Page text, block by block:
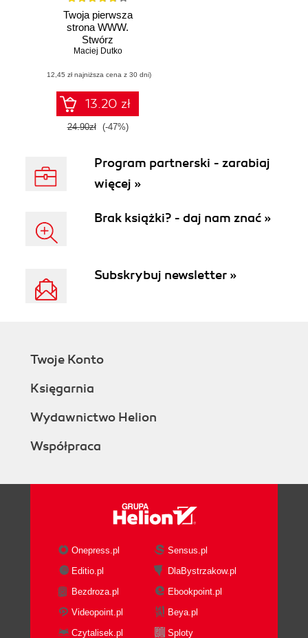
Twoja pierwsza
strona WWW.
Stwórz
profesjonalną i
stronę WWW bez
znajomości
programowania
Maciej Dutko
(12,45 zł najniższa cena z 30 dni)
13.20 zł
24.90zł (-47%)
Program partnerski - zarabiaj
więcej »
Brak książki? - daj nam znać »
Subskrybuj newsletter »
Twoje Konto
Księgarnia
Wydawnictwo Helion
Współpraca
Onepress.pl
Sensus.pl
Editio.pl
DlaBystrzakow.pl
Bezdroza.pl
Ebookpoint.pl
Videopoint.pl
Beya.pl
Czytalisek.pl
Sploty